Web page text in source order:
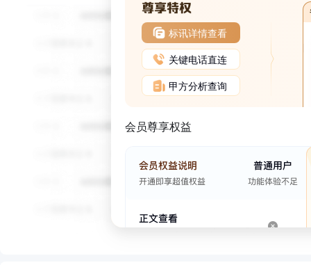
标讯详情查看
关键电话直连
甲方分析查询
会员尊享权益